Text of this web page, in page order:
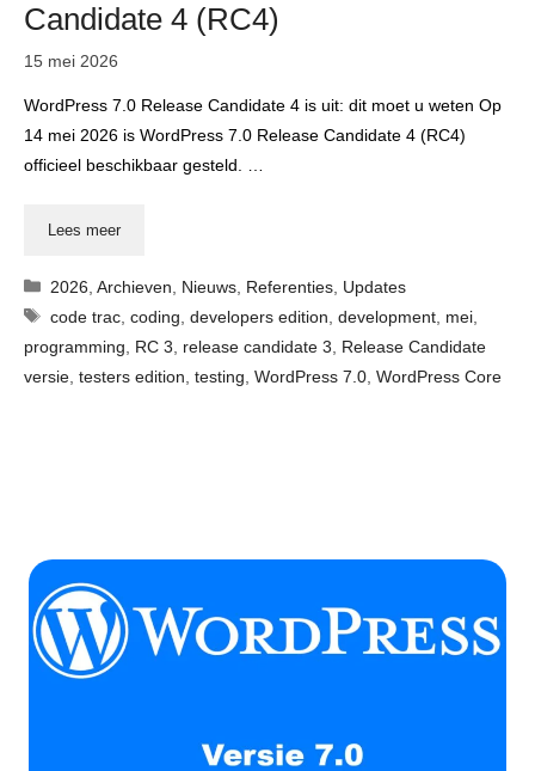
Candidate 4 (RC4)
15 mei 2026
WordPress 7.0 Release Candidate 4 is uit: dit moet u weten Op
14 mei 2026 is WordPress 7.0 Release Candidate 4 (RC4)
officieel beschikbaar gesteld. …
Lees meer
Categorieën
2026 ,Archieven Nieuws Referenties Updates
Tags
code trac ,coding ,developers edition ,development mei
programming
RC 3 release candidate 3
Release Candidate
versie testers edition testing WordPress 7.0 WordPress Core